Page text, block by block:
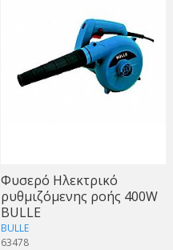
Φυσερό Ηλεκτρικό
ρυθμιζόμενης ροής 400W
BULLE
BULLE
63478